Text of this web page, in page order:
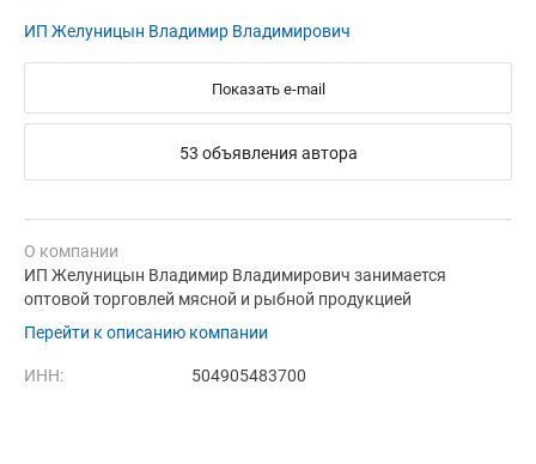
ИП Желуницын Владимир Владимирович
Показать e-mail
53 объявления автора
О компании
ИП Желуницын Владимир Владимирович занимается
оптовой торговлей мясной и рыбной продукцией
Перейти к описанию компании
ИНН: 504905483700